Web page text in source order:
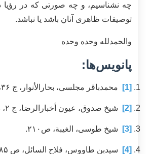
چه نشناسیم، و چه صورتی که در رؤیا
توصیفات ظاهری آنان باشد یا نباشد.
والحمدلله وحده وحده
پانویس‌ها:
[1] محمدباقر مجلسی، بحارالأنوار، ج ۳۶، ص ۳۰۴.
[2] شیخ صدوق، عیون أخبارالرضا، ج ۲، ص ۲۵۷.
[3] شیخ طوسی، الغيبة، ص٢١٠.
[4] سیدبن طاووس، فلاح السائل، ص ۲۸۵.